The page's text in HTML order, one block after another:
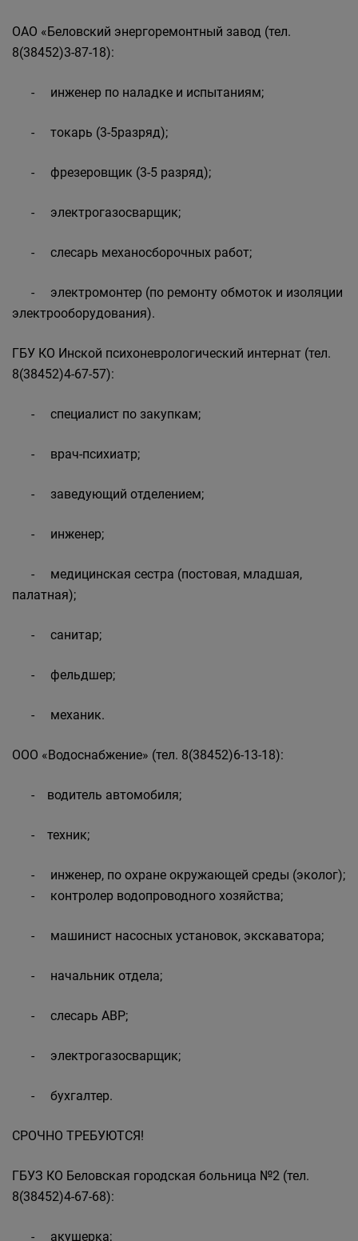
ОАО «Беловский энергоремонтный завод (тел.
8(38452)3-87-18):
- инженер по наладке и испытаниям;
- токарь (3-5разряд);
- фрезеровщик (3-5 разряд);
- электрогазосварщик;
- слесарь механосборочных работ;
- электромонтер (по ремонту обмоток и изоляции
электрооборудования).
ГБУ КО Инской психоневрологический интернат (тел.
8(38452)4-67-57):
- специалист по закупкам;
- врач-психиатр;
- заведующий отделением;
- инженер;
- медицинская сестра (постовая, младшая,
палатная);
- санитар;
- фельдшер;
- механик.
ООО «Водоснабжение» (тел. 8(38452)6-13-18):
- водитель автомобиля;
- техник;
- инженер, по охране окружающей среды (эколог);
- контролер водопроводного хозяйства;
- машинист насосных установок, экскаватора;
- начальник отдела;
- слесарь АВР;
- электрогазосварщик;
- бухгалтер.
СРОЧНО ТРЕБУЮТСЯ!
ГБУЗ КО Беловская городская больница №2 (тел.
8(38452)4-67-68):
- акушерка;